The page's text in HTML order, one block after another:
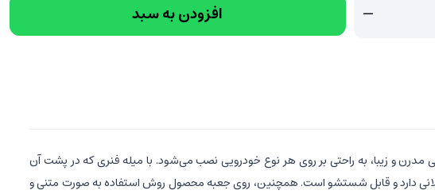
افزودن به سبد
و زیبا، به راحتی بر روی هر نوع خودرویی نصب می‌شود. با میله فنری که در پشت آن
دارد و قابل شستشو است. همچنین، روی جعبه محصول روش استفاده به صورت متنی و